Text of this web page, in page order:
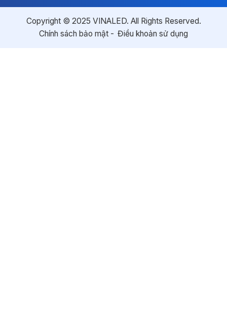
Copyright © 2025 VINALED. All Rights Reserved.
Chính sách bảo mật
Điều khoản sử dụng